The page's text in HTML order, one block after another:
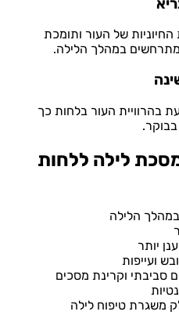
של העור ותומכת
במהלך הלילה.
העור בלחות כך
לילה ללחות
הלילה
וקרינת מסכים
טיפוח לילה